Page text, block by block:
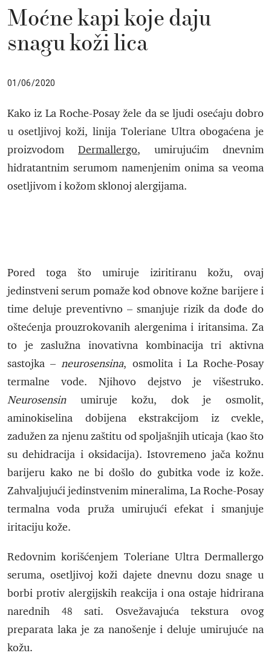
Moćne kapi koje daju
snagu koži lica
01/06/2020
Kako iz La Roche-Posay žele da se ljudi osećaju dobro
u osetljivoj koži, linija Toleriane Ultra obogaćena je
proizvodom Dermallergo, umirujućim dnevnim
hidratantnim serumom namenjenim onima sa veoma
osetljivom i kožom sklonoj alergijama.
Pored toga što umiruje iziritiranu kožu, ovaj
jedinstveni serum pomaže kod obnove kožne barijere i
time deluje preventivno – smanjuje rizik da dođe do
oštećenja prouzrokovanih alergenima i iritansima. Za
to je zaslužna inovativna kombinacija tri aktivna
sastojka –neurosensina, osmolita i La Roche-Posay
termalne vode. Njihovo dejstvo je višestruko.
Neurosensinumiruje kožu, dok je osmolit,
aminokiselina dobijena ekstrakcijom iz cvekle,
zadužen za njenu zaštitu od spoljašnjih uticaja (kao što
su dehidracija i oksidacija). Istovremeno jača kožnu
barijeru kako ne bi došlo do gubitka vode iz kože.
Zahvaljujući jedinstvenim mineralima, La Roche-Posay
termalna voda pruža umirujući efekat i smanjuje
iritaciju kože.
Redovnim korišćenjem Toleriane Ultra Dermallergo
seruma, osetljivoj koži dajete dnevnu dozu snage u
borbi protiv alergijskih reakcija i ona ostaje hidrirana
narednih 48 sati. Osvežavajuća tekstura ovog
preparata laka je za nanošenje i deluje umirujuće na
kožu.